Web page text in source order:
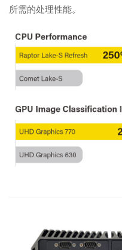
所需的处理性能。